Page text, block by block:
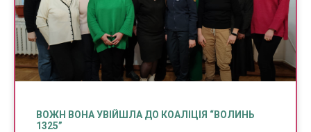
ВОЖН ВОНА УВІЙШЛА ДО КОАЛІЦІЯ “ВОЛИНЬ
1325”